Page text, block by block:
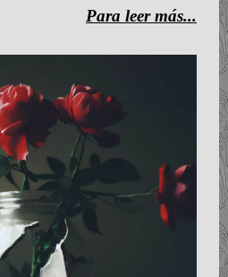
Para leer más...